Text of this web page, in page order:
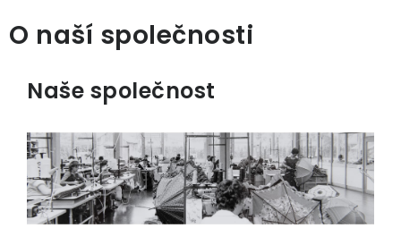
Lehátka
Doplňky
O naší společnosti
Naše společnost